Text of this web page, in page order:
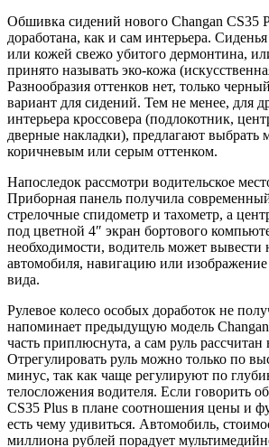
Обшивка сидений нового Changan CS35
доработана, как и сам интерьера.
или кожей свежо убитого дермонтина,
принято называть эко-кожа
Разнообразия оттенков нет, только
вариант для сидений. Тем не менее, для
интерьера кроссовера (подлокотник,
дверные накладки), предлагают выбрать
коричневым или серым оттенком.
Напоследок рассмотри водительское
Приборная панель получила
стрелочные спидометр и тахометр, а
под цветной 4″ экран бортового
необходимости, водитель может вывести
автомобиля, навигацию или изображение
вида.
Рулевое колесо особых доработок не
напоминает предыдущую модель
часть приплюснута, а сам руль
Отрегулировать руль можно только по
минус, так как чаще регулируют по
телосложения водителя. Если говорить
CS35 Plus в плане соотношения цены и
есть чему удивиться. Автомобиль,
миллиона рублей порадует